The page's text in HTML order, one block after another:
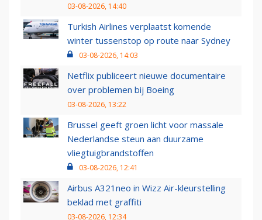
03-08-2026, 14:40
Turkish Airlines verplaatst komende
winter tussenstop op route naar Sydney
03-08-2026, 14:03
Netflix publiceert nieuwe documentaire
over problemen bij Boeing
03-08-2026, 13:22
Brussel geeft groen licht voor massale
Nederlandse steun aan duurzame
vliegtuigbrandstoffen
03-08-2026, 12:41
Airbus A321neo in Wizz Air-kleurstelling
beklad met graffiti
03-08-2026, 12:34